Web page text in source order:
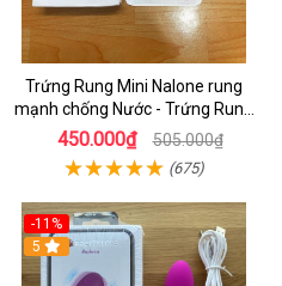
Trứng Rung Mini Nalone rung
mạnh chống Nước - Trứng Rung
Giá rẻ Hcm
450.000₫ 505.000₫
(675)
-11%
5